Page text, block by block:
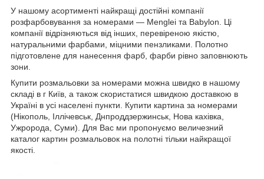
У нашому асортименті найкращі достійні компанії
розфарбовування за номерами — Menglei та Babylon. Ці
компанії відрізняються від інших, перевіреною якістю,
натуральними фарбами, міцними пензликами. Полотно
підготовлене для нанесення фарб, фарби рівно заповнюють
зони.
Купити розмальовки за номерами можна швидко в нашому
складі в г Київ, а також скористатися швидкою доставкою в
Україні в усі населені пункти. Купити картина за номерами
(Нікополь, Іллічевськ, Днпроддзержинськ, Нова кахівка,
Ужророда, Суми). Для Вас ми пропонуємо величезний
каталог картин розмальовок на полотні тільки найкращої
якості.